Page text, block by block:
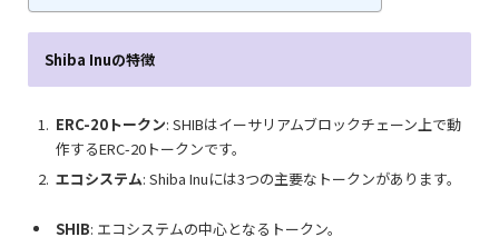
Shiba Inuの特徴
ERC-20トークン: SHIBはイーサリアムブロックチェーン上で動
作するERC-20トークンです。
エコシステム: Shiba Inuには3つの主要なトークンがあります。
SHIB: エコシステムの中心となるトークン。